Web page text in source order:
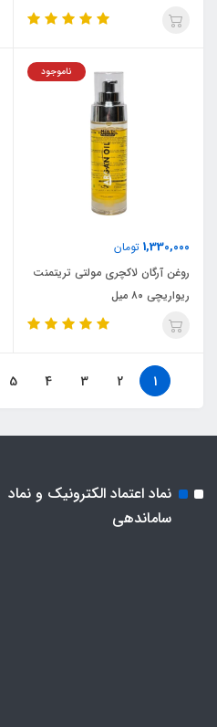
1,330,000 تومان
ناموجود
روغن آرگان لاکچری مولتی تریتمنت
ریواریچی ۸۰ میل
1
2
3
4
5
نماد اعتماد الکترونیک و نماد
ساماندهی